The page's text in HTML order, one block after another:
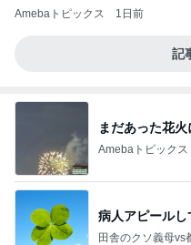
Amebaトピックス 1日前
記
まだあった花
Amebaトピックス
病人アピール
田舎のクソ義母vs